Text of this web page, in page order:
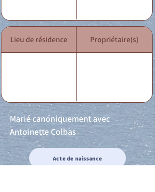
Lieu de résidence Propriétaire(s)
Marié canoniquement avec
Antoinette Colbas
Acte de naissance